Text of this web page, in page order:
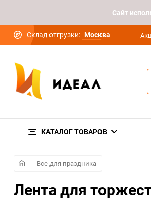
Cайт
Склад отгрузки: Москва
КАТАЛОГ ТОВАРОВ
Все для праздника
Лента для